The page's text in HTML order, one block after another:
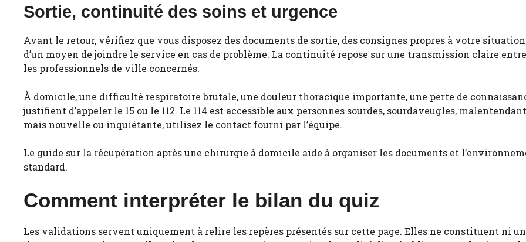
Sortie, continuité des soins et urgence
Avant le retour, vérifiez que vous disposez des documents de sortie, des consignes propres à votre
d’un moyen de joindre le service en cas de problème. La continuité repose sur une transmission claire
les professionnels de ville concernés.
À domicile, une difficulté respiratoire brutale, une douleur thoracique importante, une perte de
justifient d’appeler le 15 ou le 112. Le 114 est accessible aux personnes sourdes, sourdaveugles,
mais nouvelle ou inquiétante, utilisez le contact fourni par l’équipe.
Le guide sur la récupération après une chirurgie à domicile aide à organiser les documents et
standard.
Comment interpréter le bilan du quiz
Les validations servent uniquement à relire les repères présentés sur cette page. Elles ne constituent ni